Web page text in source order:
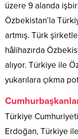
üzere 9 alanda
Özbekistan’la
artmış. Türk
hâlihazırda
alıyor. Türkiye ile
yukarılara çıkma
Türkiye
Erdoğan, Türkiye